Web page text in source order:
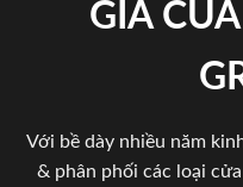
GIA
Với bề dày nhiều năm
& phân phối các loại